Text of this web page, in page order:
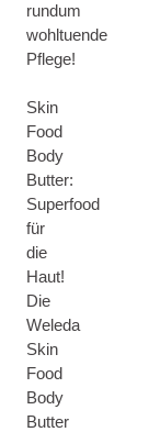
rundum
wohltuende
Pflege!
Skin
Food
Body
Butter:
Superfood
für
die
Haut!
Die
Weleda
Skin
Food
Body
Butter